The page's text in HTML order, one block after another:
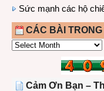
Sức mạnh các hộ
CÁC BÀI
CÁC
THÁNG
Cảm Ơn Bạn –